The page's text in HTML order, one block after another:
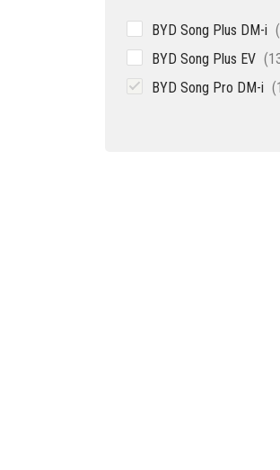
BYD Song Plus DM-i
BYD Song Plus EV
BYD Song Pro DM-i